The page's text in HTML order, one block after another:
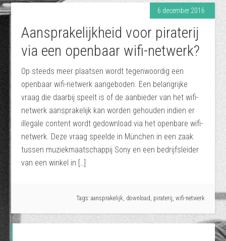
6 december 2016
Aansprakelijkheid voor piraterij
via een openbaar wifi-netwerk?
Op steeds meer plaatsen wordt tegenwoordig een
openbaar wifi-netwerk aangeboden. Een belangrijke
vraag die daarbij speelt is of de aanbieder van het wifi-
netwerk aansprakelijk kan worden gehouden indien er
illegale content wordt gedownload via het openbare wifi-
netwerk. Deze vraag speelde in München in een zaak
tussen muziekmaatschappij Sony en een bedrijfsleider
van een winkel in […]
Tags: aansprakelijk, download, piraterij, wifi-netwerk